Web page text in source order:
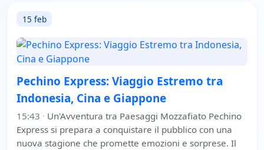
15 feb
Pechino Express: Viaggio Estremo tra
Indonesia, Cina e Giappone
15:43 · Un'Avventura tra Paesaggi Mozzafiato Pechino
Express si prepara a conquistare il pubblico con una
nuova stagione che promette emozioni e sorprese. Il